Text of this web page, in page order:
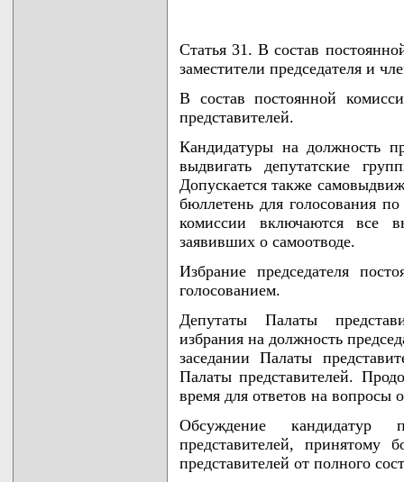
Статья 31. В состав
заместители председателя и
В состав постоянной
представителей.
Кандидатуры на должность
выдвигать депутатские
Допускается также
бюллетень для голосования
комиссии включаются все
заявивших о самоотводе.
Избрание председателя
голосованием.
Депутаты Палаты
избрания на должность
заседании Палаты
Палаты представителей.
время для ответов на вопросы
Обсуждение
представителей, принятому
представителей от полного